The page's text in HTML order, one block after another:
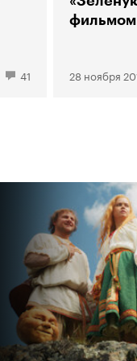
41
фильмом
28 ноября